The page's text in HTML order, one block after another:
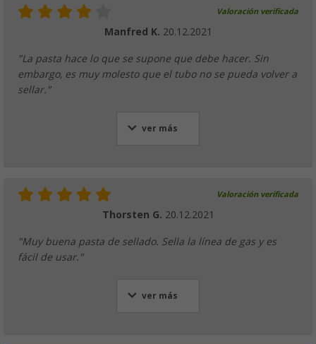
Valoración verificada
Manfred K. 20.12.2021
"La pasta hace lo que se supone que debe hacer. Sin
embargo, es muy molesto que el tubo no se pueda volver a
sellar."
ver más
Valoración verificada
Thorsten G. 20.12.2021
"Muy buena pasta de sellado. Sella la línea de gas y es
fácil de usar."
ver más